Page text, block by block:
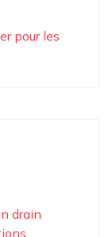
pour les
drain